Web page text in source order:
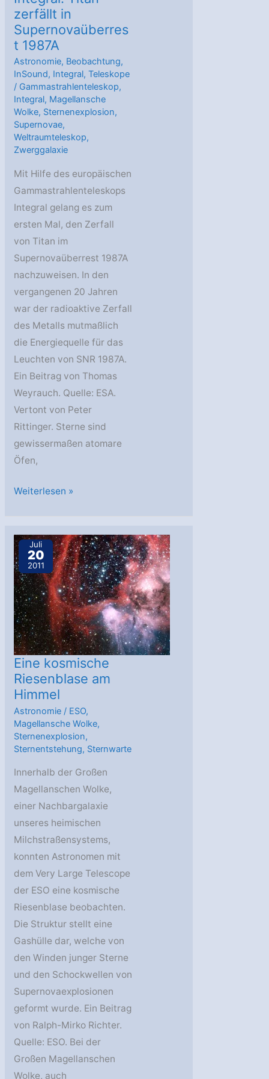
zerfällt in
Supernovaüberres
t 1987A
Astronomie, Beobachtung,
InSound, Integral,Teleskope
/ Gammastrahlenteleskop,
Integral, Magellansche
Wolke, Sternenexplosion,
Supernovae,
Weltraumteleskop,
Zwerggalaxie
Mit Hilfe des europäischen
Gammastrahlenteleskops
Integral gelang es zum
ersten Mal, den Zerfall
von Titan im
Supernovaüberrest 1987A
nachzuweisen. In den
vergangenen 20 Jahren
war der radioaktive Zerfall
des Metalls mutmaßlich
die Energiequelle für das
Leuchten von SNR 1987A.
Ein Beitrag von Thomas
Weyrauch. Quelle: ESA.
Vertont von Peter
Rittinger. Sterne sind
gewissermaßen atomare
Öfen,
Integral:
in
Supernovaüberrest
1987A
Weiterlesen »
Juli
20
2011
Eine kosmische
Riesenblase am
Himmel
Astronomie / ESO,
Magellansche Wolke,
Sternenexplosion,
Sternentstehung, Sternwarte
Innerhalb der Großen
Magellanschen Wolke,
einer Nachbargalaxie
unseres heimischen
Milchstraßensystems,
konnten Astronomen mit
dem Very Large Telescope
der ESO eine kosmische
Riesenblase beobachten.
Die Struktur stellt eine
Gashülle dar, welche von
den Winden junger Sterne
und den Schockwellen von
Supernovaexplosionen
geformt wurde. Ein Beitrag
von Ralph-Mirko Richter.
Quelle: ESO. Bei der
Großen Magellanschen
Wolke, auch